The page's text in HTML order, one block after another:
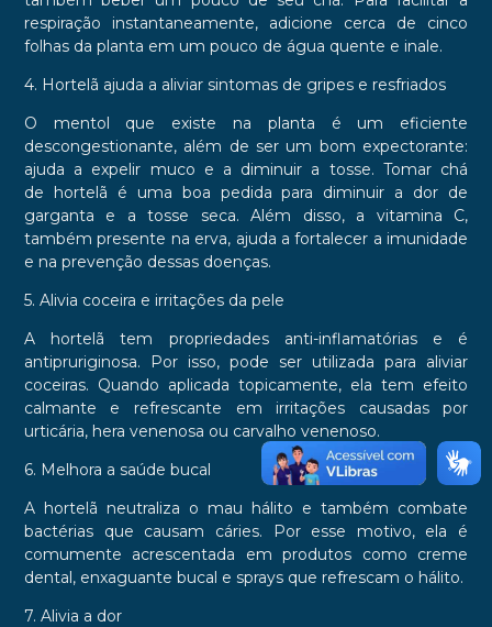
respiração instantaneamente, adicione cerca de cinco
folhas da planta em um pouco de água quente e inale.
4. Hortelã ajuda a aliviar sintomas de gripes e resfriados
O mentol que existe na planta é um eficiente
descongestionante, além de ser um bom expectorante:
ajuda a expelir muco e a diminuir a tosse. Tomar chá
de hortelã é uma boa pedida para diminuir a dor de
garganta e a tosse seca. Além disso, a vitamina C,
também presente na erva, ajuda a fortalecer a imunidade
e na prevenção dessas doenças.
5. Alivia coceira e irritações da pele
A hortelã tem propriedades anti-inflamatórias e é
antipruriginosa. Por isso, pode ser utilizada para aliviar
coceiras. Quando aplicada topicamente, ela tem efeito
calmante e refrescante em irritações causadas por
urticária, hera venenosa ou carvalho venenoso.
6. Melhora a saúde bucal
A hortelã neutraliza o mau hálito e também combate
bactérias que causam cáries. Por esse motivo, ela é
comumente acrescentada em produtos como creme
dental, enxaguante bucal e sprays que refrescam o hálito.
7. Alivia a dor